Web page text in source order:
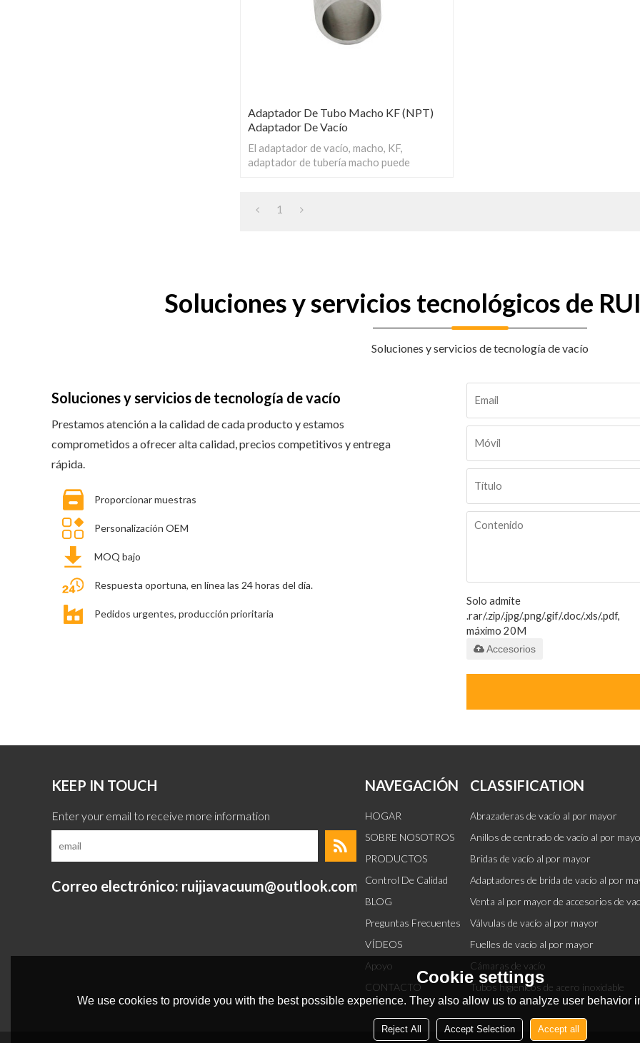
Adaptador De Tubo Macho KF (NPT)
Adaptador De Vacío
El adaptador de vacío, macho, KF,
adaptador de tubería macho puede
problemas.
1
Soluciones y servicios tecnológicos de
Soluciones y servicios de tecnología de vacío
Soluciones y servicios de tecnología de vacío
Prestamos atención a la calidad de cada producto y estamos
comprometidos a ofrecer alta calidad, precios competitivos y entrega
rápida.
Proporcionar muestras
Personalización OEM
MOQ bajo
Respuesta oportuna, en línea las 24 horas del día.
Pedidos urgentes, producción prioritaria
Solo admite
.rar/.zip/.jpg/.png/.gif/.doc/.xls/.pdf,
máximo 20M
Accesorios
KEEP IN TOUCH
Correo electrónico: ruijiavacuum@outlook.com
NAVEGACIÓN
HOGAR
SOBRE NOSOTROS
PRODUCTOS
Control De Calidad
BLOG
Preguntas Frecuentes
VÍDEOS
Apoyo
CONTACTO
CLASSIFICATION
Abrazaderas de vacío al por mayor
Anillos de centrado de vacío al por
Bridas de vacío al por mayor
Adaptadores de brida de vacío al por
Venta al por mayor de accesorios de
Válvulas de vacío al por mayor
Fuelles de vacío al por mayor
Cámaras de vacío
Tubos higiénicos de acero inoxidable
Cookie settings
We use cookies to provide you with the best possible experience. They also allow us to analyze user behavior
Reject All Accept Selection Accept all